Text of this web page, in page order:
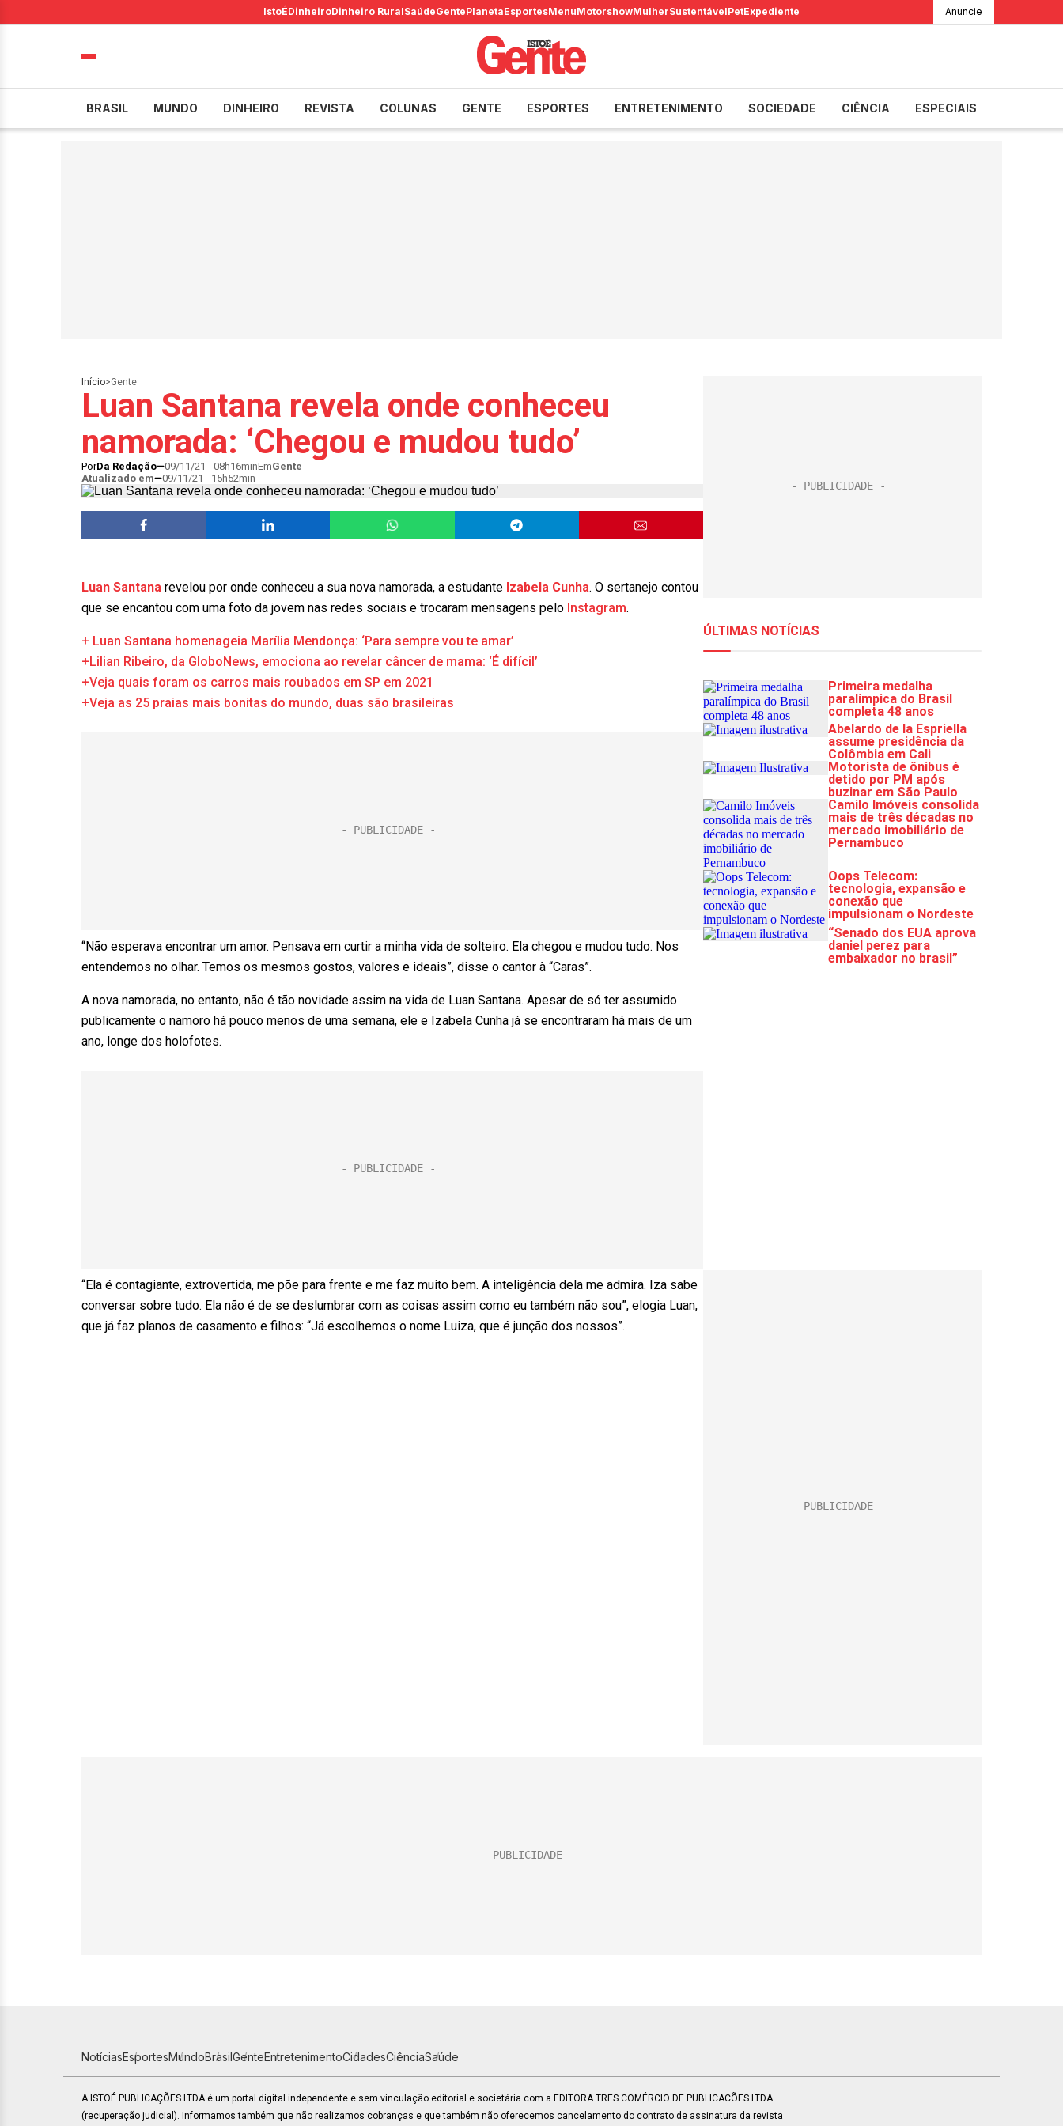
IstoÉDinheiroDinheiro RuralSaúdeGentePlanetaEsportesMenuMotorshowMulherSustentávelPetExpediente Anuncie
BRASIL MUNDO DINHEIRO REVISTA COLUNAS GENTE ESPORTES ENTRETENIMENTO SOCIEDADE CIÊNCIA ESPECIAIS
Início>Gente
Luan Santana revela onde conheceu
namorada: ‘Chegou e mudou tudo’
PorDa Redação 09/11/21 - 08h16minEmGente
Atualizado em
09/11/21 - 15h52min
Luan Santana revelou por onde conheceu a sua nova namorada, a estudante Izabela Cunha. O sertanejo contou
que se encantou com uma foto da jovem nas redes sociais e trocaram mensagens pelo Instagram.
+ Luan Santana homenageia Marília Mendonça: ‘Para sempre vou te amar’
+Lilian Ribeiro, da GloboNews, emociona ao revelar câncer de mama: ‘É difícil’
+Veja quais foram os carros mais roubados em SP em 2021
+Veja as 25 praias mais bonitas do mundo, duas são brasileiras
“Não esperava encontrar um amor. Pensava em curtir a minha vida de solteiro. Ela chegou e mudou tudo. Nos
entendemos no olhar. Temos os mesmos gostos, valores e ideais”, disse o cantor à “Caras”.
A nova namorada, no entanto, não é tão novidade assim na vida de Luan Santana. Apesar de só ter assumido
publicamente o namoro há pouco menos de uma semana, ele e Izabela Cunha já se encontraram há mais de um
ano, longe dos holofotes.
“Ela é contagiante, extrovertida, me põe para frente e me faz muito bem. A inteligência dela me admira. Iza sabe
conversar sobre tudo. Ela não é de se deslumbrar com as coisas assim como eu também não sou”, elogia Luan,
que já faz planos de casamento e filhos: “Já escolhemos o nome Luiza, que é junção dos nossos”.
NotíciasEsportesMundoBrasilGenteEntretenimentoCidadesCiênciaSaúde
A ISTOÉ PUBLICAÇÕES LTDA é um portal digital independente e sem vinculação editorial e societária com a EDITORA TRES COMÉRCIO DE PUBLICACÕES LTDA
(recuperação judicial). Informamos também que não realizamos cobranças e que também não oferecemos cancelamento do contrato de assinatura da revista